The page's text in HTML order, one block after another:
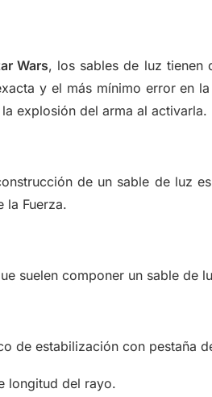
Wars, los sables de luz tienen
y el más mínimo error en
explosión del arma al activarla.
de un sable de luz
la Fuerza.
suelen componer un sable de
de estabilización con pestaña
longitud del rayo.